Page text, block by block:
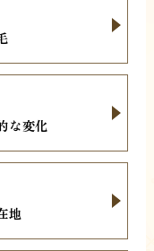
な変化
地